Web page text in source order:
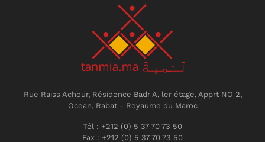
Rue Raiss Achour, Résidence Badr A, ler étage, Apprt NO 2,
Ocean, Rabat - Royaume du Maroc
Tél : +212 (0) 5 37 70 73 50
Fax : +212 (0) 5 37 70 73 50